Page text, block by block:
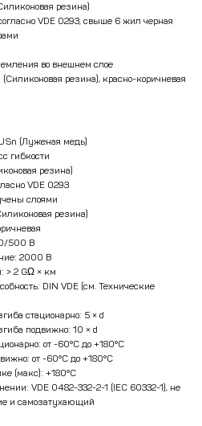
резина)
VDE 0293, свыше 6 жил черная
во внешнем слое
резина), красно-коричневая
(Луженая медь)
гибкости
резина)
VDE 0293
слоями
резина)
500 В
2000 В
> 2 GΩ × км
DIN VDE (см. Технические
стационарно: 5 × d
подвижно: 10 × d
от -60°C до +180°C
от -60°C до +180°C
(макс): +180°C
VDE 0482-332-2-1 (IEC 60332-1), не
и самозатухающий